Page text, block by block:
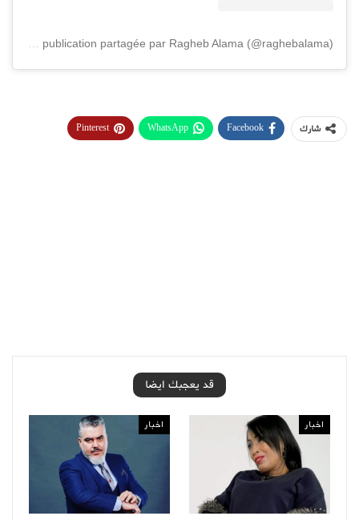
شارك Facebook
WhatsApp
Pinterest
قد يعجبك ايضا
اخبار اخبار